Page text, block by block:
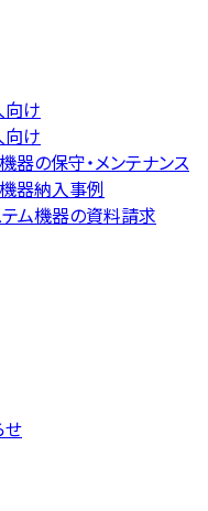
向け
向け
器の保守・メンテナンス
器納入事例
ム機器の資料請求
せ